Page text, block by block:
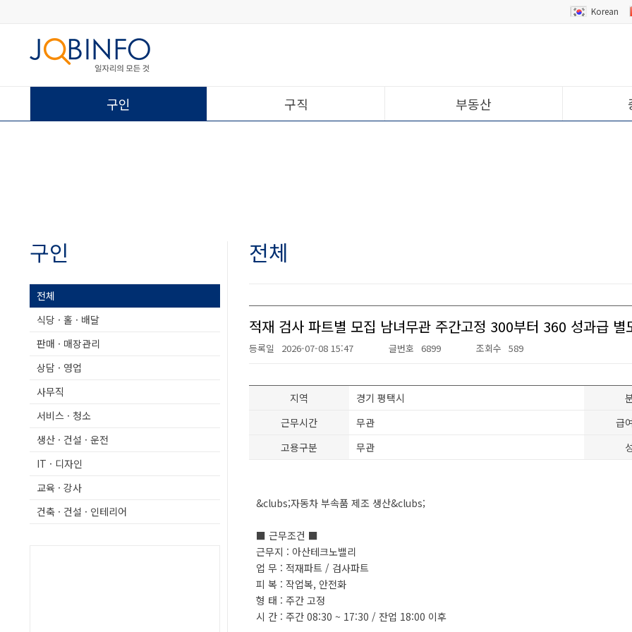
Korean
구인 구직 부동산
구인
전체
식당 · 홀 · 배달
판매 · 매장관리
상담 · 영업
사무직
서비스 · 청소
생산 · 건설 · 운전
IT · 디자인
교육 · 강사
건축 · 건설 · 인테리어
전체
적재 검사 파트별 모집 남녀무관 주간고정 300부터 360 성과급 별
등록일 2026-07-08 15:47 글번호 6899 조회수 589
지역 경기 평택시
근무시간
무관 급
고용구분
무관
&clubs;자동차 부속품 제조 생산&clubs;
■ 근무조건 ■
근무지 : 아산테크노밸리
업 무 : 적재파트 / 검사파트
피 복 : 작업복, 안전화
형 태 : 주간 고정
시 간 : 주간 08:30 ~ 17:30 / 잔업 18:00 이후